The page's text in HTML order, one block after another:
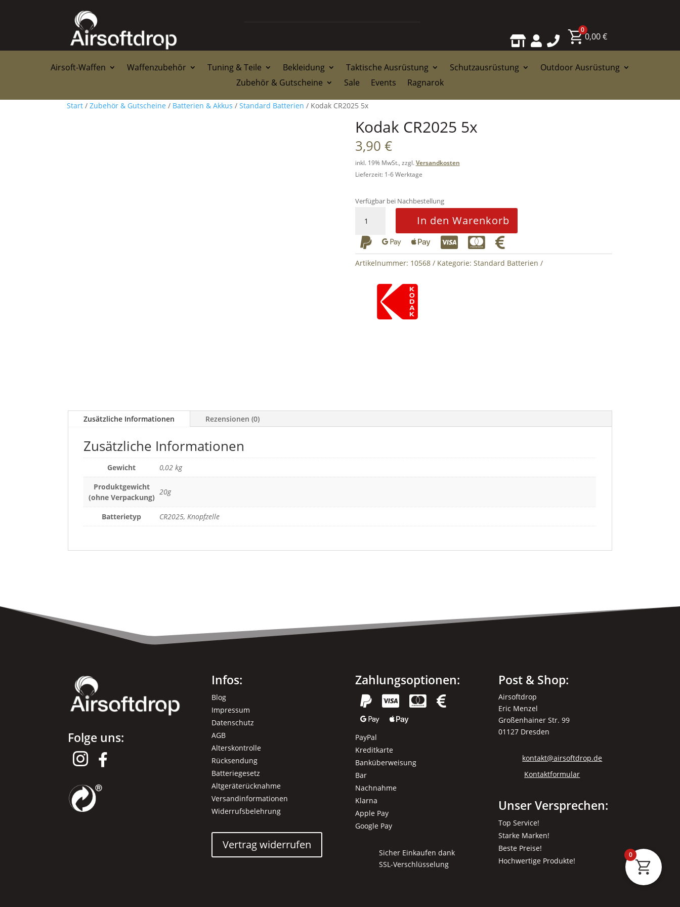
  
0
0,00€
Airsoft-Waffen Waffenzubehör Tuning & Teile Bekleidung Taktische Ausrüstung Schutzausrüstung
Outdoor Ausrüstung
Zubehör & Gutscheine
Sale Events Ragnarok
Start / Zubehör & Gutscheine / Batterien & Akkus / Standard Batterien / Kodak CR2025 5x
Kodak CR2025 5x
3,90 €
inkl. 19% MwSt., zzgl.Versandkosten
Lieferzeit: 1-6 Werktage
Verfügbar bei Nachbestellung
CR2025
5x
Menge
In den Warenkorb
     
Artikelnummer: 10568 Kategorie: Standard Batterien
Zusätzliche Informationen Rezensionen (0)
Zusätzliche Informationen
Gewicht
0,02 kg
Produktgewicht
(ohne Verpackung)
20g
Batterietyp CR2025, Knopfzelle
Folge uns:
 
Infos:
Blog
Impressum
Datenschutz
AGB
Alterskontrolle
Rücksendung
Batteriegesetz
Altgeräterücknahme
Versandinformationen
Widerrufsbelehrung
Vertrag widerrufen
Zahlungsoptionen:
  



PayPal
Kreditkarte
Banküberweisung
Bar
Nachnahme
Klarna
Apple Pay
Google Pay
Sicher Einkaufen dank
SSL-Verschlüsselung
Post & Shop:
Airsoftdrop
Eric Menzel
Großenhainer Str. 99
01127 Dresden
kontakt@airsoftdrop.de
Kontaktformular
Unser Versprechen:
Top Service!
Starke Marken!
Beste Preise!
Hochwertige Produkte!
0